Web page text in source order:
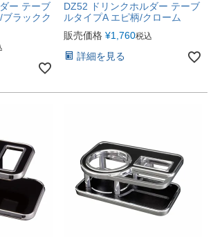
ー テーブ
ラックク
DZ52 ドリンクホルダー テーブ
ルタイプA エピ柄/クローム
販売価格 ¥1,760税込
詳細を見る